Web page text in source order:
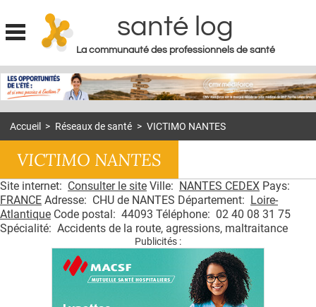
Jump to navigation
santé log
La communauté des professionnels de santé
MON COMPTE
ACTUS
DOSSIERS
RÉSEAUX
Accueil > Réseaux de santé > VICTIMO NANTES
VICTIMO NANTES
Site internet: Consulter le site Ville: NANTES CEDEX Pays:
FRANCE Adresse: CHU de NANTES Département: Loire-
Atlantique Code postal: 44093 Téléphone: 02 40 08 31 75
Spécialité: Accidents de la route, agressions, maltraitance
Publicités :